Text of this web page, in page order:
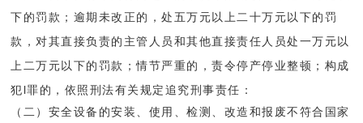
下的罚款；逾期未改正的，处五万元以上二十万元以下的罚
款，对其直接负责的主管人员和其他直接责任人员处一万元以
上二万元以下的罚款；情节严重的，责令停产停业整顿；构成
犯l罪的，依照刑法有关规定追究刑事责任：
（二）安全设备的安装、使用、检测、改造和报废不符合国家